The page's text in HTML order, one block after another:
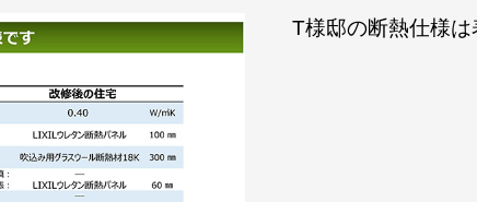
T様邸の断熱仕様は